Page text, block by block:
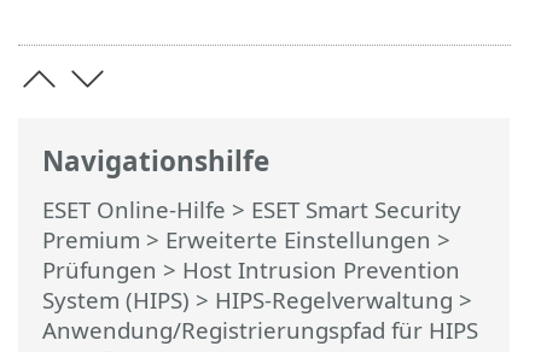
Navigationshilfe
ESET Online-Hilfe > ESET Smart Security
Premium > Erweiterte Einstellungen >
Prüfungen > Host Intrusion Prevention
System (HIPS) > HIPS-Regelverwaltung >
Anwendung/Registrierungspfad für HIPS